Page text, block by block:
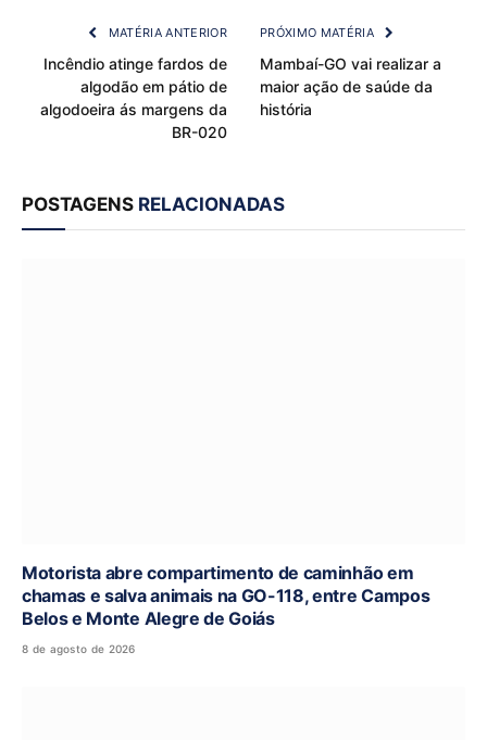
MATÉRIA ANTERIOR
Incêndio atinge fardos de
algodão em pátio de
algodoeira ás margens da
BR-020
PRÓXIMO MATÉRIA
Mambaí-GO vai realizar a
maior ação de saúde da
história
POSTAGENS RELACIONADAS
Motorista abre compartimento de caminhão em
chamas e salva animais na GO-118, entre Campos
Belos e Monte Alegre de Goiás
8 de agosto de 2026